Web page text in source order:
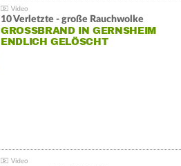
10 Verletzte - große Rauchwolke
GROSSBRAND IN GERNSHEIM E
NDLICH GELÖSCHT